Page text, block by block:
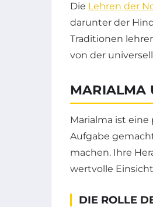
Die Lehren der
darunter der
Traditionen
von der
MARIALMA
Marialma ist
Aufgabe
machen. Ihre
wertvolle
DIE ROLLE